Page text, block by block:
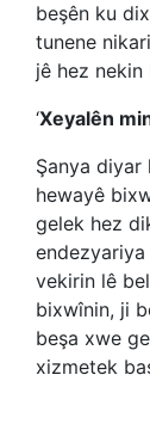
beşên ku
tunene
jê hez nekin
‘Xeyalên
Şanya
hewayê
gelek hez
vekirin lê
bixwînin, ji
beşa xwe
xizmetek